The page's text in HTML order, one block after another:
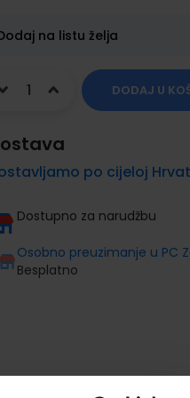
na listu želja
DODAJ U
po cijeloj
Dostupno za narudžbu
Osobno preuzimanje u PC
Besplatno